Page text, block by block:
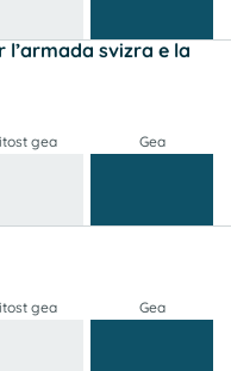
svizra e la
gea Gea
gea Gea